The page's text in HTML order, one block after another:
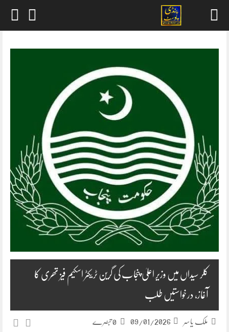
content
کلر سیداں میں وزیر اعلیٰ پنجاب کی گرین ٹریکٹر اسکیم فیز تھری کا
آغاز، درخواستیں طلب
ملک یاسر 09/01/2026